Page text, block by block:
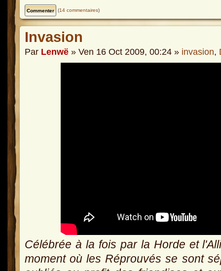
(14 commentaires)
Invasion
Par Lenwë » Ven 16 Oct 2009, 00:24 » invasion,
Célébrée à la fois par la Horde et
moment où les Réprouvés se sont